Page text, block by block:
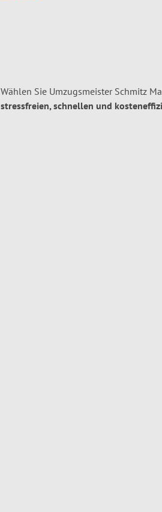
Wählen Sie Umzugsmeister Schmitz
stressfreien, schnellen und